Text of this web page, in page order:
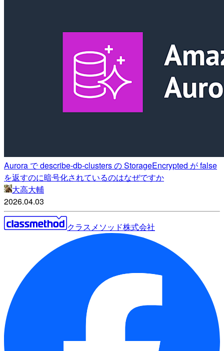
Aurora で describe-db-clusters の StorageEncrypted が false
を返すのに暗号化されているのはなぜですか
大高大輔
2026.04.03
クラスメソッド株式会社